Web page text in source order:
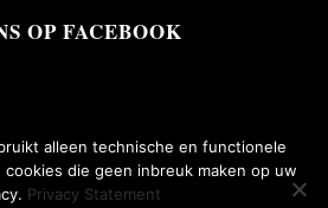
OP FACEBOOK
|Disclaimer, copyright, aansprakelijkheid,
alleen technische en functionele
cookies die geen inbreuk maken op uw
Privacy Statement